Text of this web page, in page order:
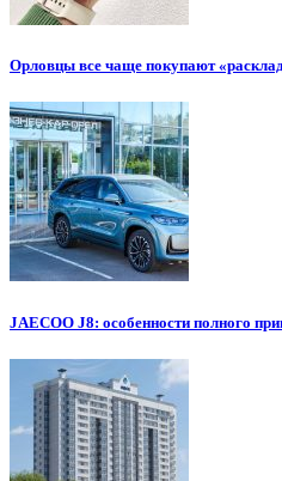
Орловцы все чаще покупают
JAECOO J8: особенности полного